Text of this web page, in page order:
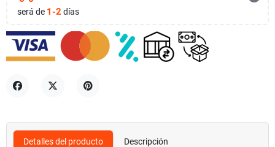
será de 1-2 días
Detalles del producto Descripción